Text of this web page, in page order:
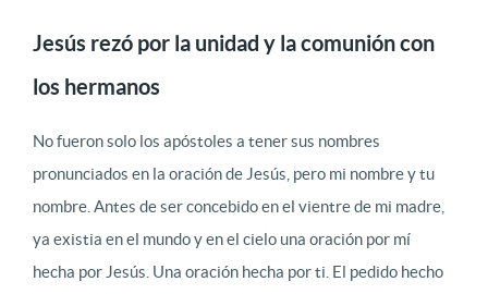
Jesús rezó por la unidad y la comunión con
los hermanos
No fueron solo los apóstoles a tener sus nombres
pronunciados en la oración de Jesús, pero mi nombre y tu
nombre. Antes de ser concebido en el vientre de mi madre,
ya existia en el mundo y en el cielo una oración por mí
hecha por Jesús. Una oración hecha por ti. El pedido hecho